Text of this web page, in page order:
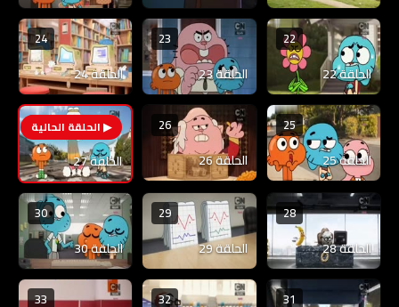
22
الحلقة 22
23
الحلقة 23
24
الحلقة 24
25
الحلقة 25
26
الحلقة 26
27
الحلقة 27
28
الحلقة 28
29
الحلقة 29
30
الحلقة 30
31
32
33